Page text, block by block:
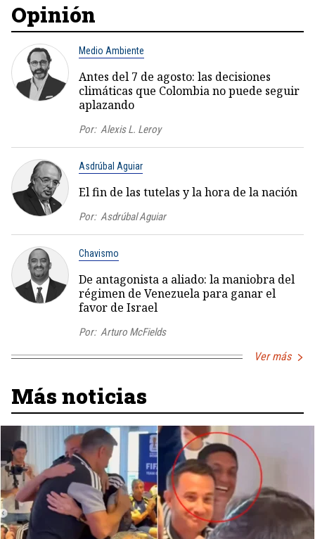
Opinión
Medio Ambiente
Antes del 7 de agosto: las decisiones
climáticas que Colombia no puede seguir
aplazando
Por: Alexis L. Leroy
Asdrúbal Aguiar
El fin de las tutelas y la hora de la nación
Por: Asdrúbal Aguiar
Chavismo
De antagonista a aliado: la maniobra del
régimen de Venezuela para ganar el
favor de Israel
Por: Arturo McFields
Ver más
Más noticias